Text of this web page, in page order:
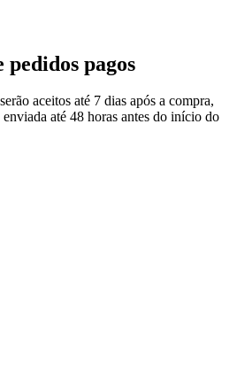
pedidos pagos
aceitos até 7 dias após a compra,
até 48 horas antes do início do